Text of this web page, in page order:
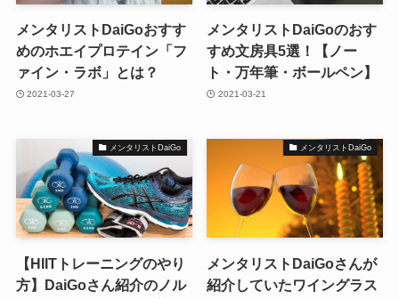
メンタリストDaiGoおすす
めのホエイプロテイン「フ
ァイン・ラボ」とは？
2021-03-27
メンタリストDaiGoのおす
すめ文房具5選！【ノー
ト・万年筆・ボールペン】
2021-03-21
メンタリストDaiGo
【HIITトレーニングのやり
方】DaiGoさん紹介のノル
メンタリストDaiGo
メンタリストDaiGoさんが
紹介していたワイングラス